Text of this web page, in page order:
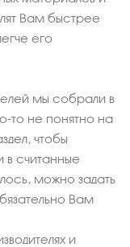
Вам быстрее
его
мы собрали в
то не понятно на
чтобы
в считанные
можно задать
Вам
и